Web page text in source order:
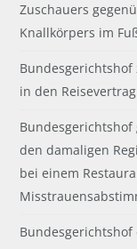
Zuschauers
Knallkörpers im
in den Reisevertrag
den damaligen
bei einem